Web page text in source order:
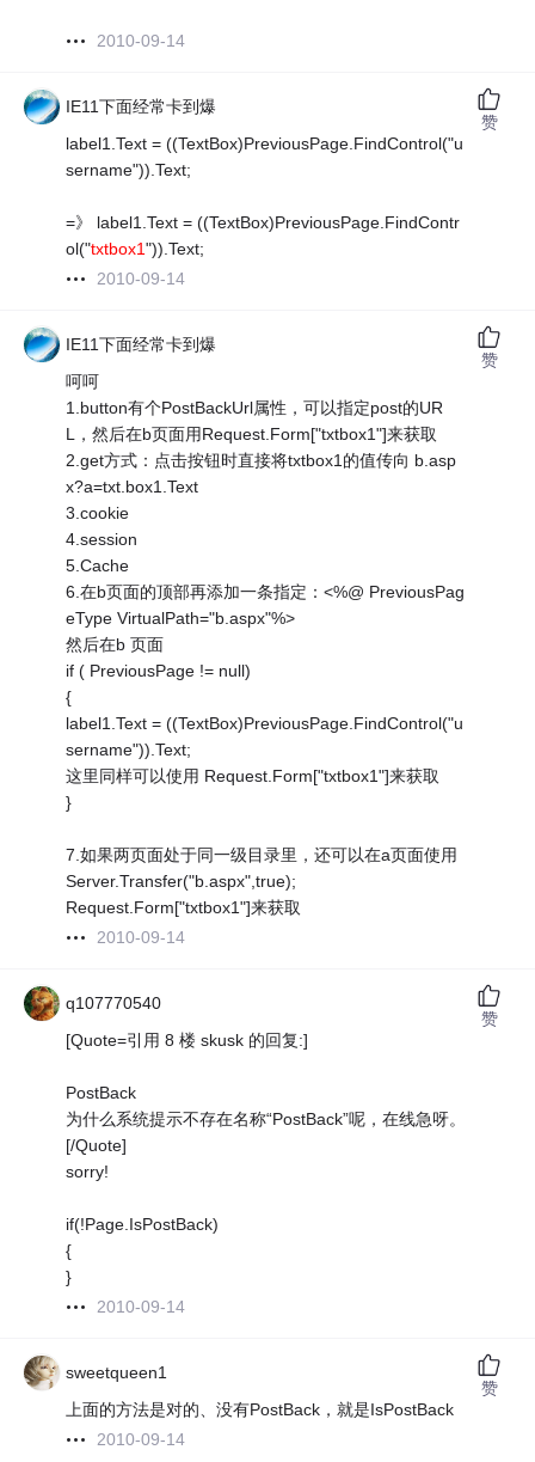
2010-09-14
IE11下面经常卡到爆
label1.Text = ((TextBox)PreviousPage.FindControl("u
sername")).Text;
=》 label1.Text = ((TextBox)PreviousPage.FindContr
ol("txtbox1")).Text;
2010-09-14
赞
IE11下面经常卡到爆
呵呵
1.button有个PostBackUrl属性，可以指定post的UR
L，然后在b页面用Request.Form["txtbox1"]来获取
2.get方式：点击按钮时直接将txtbox1的值传向 b.asp
x?a=txt.box1.Text
3.cookie
4.session
5.Cache
6.在b页面的顶部再添加一条指定：<%@ PreviousPag
eType VirtualPath="b.aspx"%>
然后在b 页面
if ( PreviousPage != null)
{
label1.Text = ((TextBox)PreviousPage.FindControl("u
sername")).Text;
这里同样可以使用 Request.Form["txtbox1"]来获取
}
7.如果两页面处于同一级目录里，还可以在a页面使用
Server.Transfer("b.aspx",true);
Request.Form["txtbox1"]来获取
2010-09-14
赞
q107770540
[Quote=引用 8 楼 skusk 的回复:]
PostBack
为什么系统提示不存在名称“PostBack”呢，在线急呀。
[/Quote]
sorry!
if(!Page.IsPostBack)
{
}
2010-09-14
赞
sweetqueen1
上面的方法是对的、没有PostBack，就是IsPostBack
2010-09-14
赞